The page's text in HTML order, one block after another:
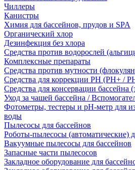
Чиллеры
Канистры
Химия для бассейнов, прудов и SPA
Органический хлор
Дезинфекция без хлора
Средства против водорослей
Комплексные препараты
Средства против мутности
Средства для коррекции PH (PH+ /
Средства для консервации бассейна
Уход за чашей бассейна /
Фотометры, тестеры и рН-метр для
воды
Пылесосы для бассейнов
Роботы-пылесосы (автоматические)
Вакуумные пылесосы для бассейнов
Запасные части пылесосов
Закладное оборудование для